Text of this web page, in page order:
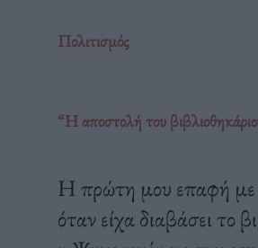
Πολιτισμός
“Η αποστολή του
Η πρώτη μου επαφή με
όταν είχα διαβάσει το